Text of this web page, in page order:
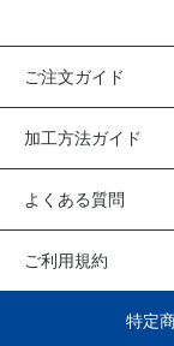
ご注文ガイド
加工方法ガイド
よくある質問
ご利用規約
特定